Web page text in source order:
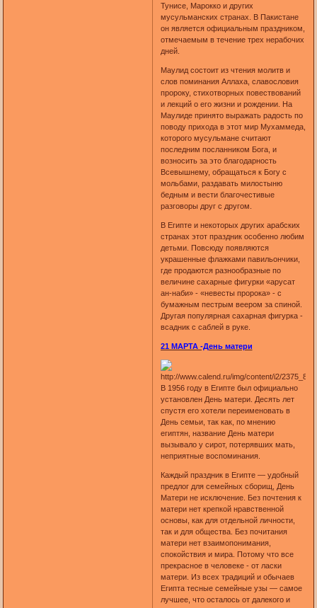
Тунисе, Марокко и других
мусульманских странах. В Пакистане
он является официальным праздником,
отмечаемым в течение трех нерабочих
дней.
Маулид состоит из чтения молитв и
слов поминания Аллаха, славословия
пророку, стихотворных повествований
и лекций о его жизни и рождении. На
Маулиде принято выражать радость по
поводу прихода в этот мир Мухаммеда,
которого мусульмане считают
последним посланником Бога, и
возносить за это благодарность
Всевышнему, обращаться к Богу с
мольбами, раздавать милостыню
бедным и вести благочестивые
разговоры друг с другом.
В Египте и некоторых других арабских
странах этот праздник особенно любим
детьми. Повсюду появляются
украшенные флажками павильончики,
где продаются разнообразные по
величине сахарные фигурки «арусат
ан-наби» - «невесты пророка» - с
бумажным пестрым веером за спиной.
Другая популярная сахарная фигурка -
всадник с саблей в руке.
21 МАРТА -День матери
В 1956 году в Египте был официально
установлен День матери. Десять лет
спустя его хотели переименовать в
День семьи, так как, по мнению
египтян, название День матери
вызывало у сирот, потерявших мать,
неприятные воспоминания.
Каждый праздник в Египте — удобный
предлог для семейных сборищ, День
Матери не исключение. Без почтения к
матери нет крепкой нравственной
основы, как для отдельной личности,
так и для общества. Без почитания
матери нет взаимопонимания,
спокойствия и мира. Потому что все
прекрасное в человеке - от ласки
матери. Из всех традиций и обычаев
Египта тесные семейные узы — самое
лучшее, что осталось от далекого и